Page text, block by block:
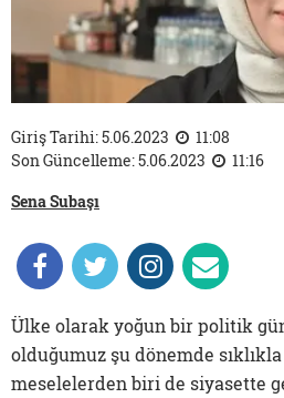
Giriş Tarihi: 5.06.2023
11:08
Son Güncelleme: 5.06.2023
11:16
Sena Subaşı
Ülke olarak yoğun bir politik
olduğumuz şu dönemde
meselelerden biri de siyasette